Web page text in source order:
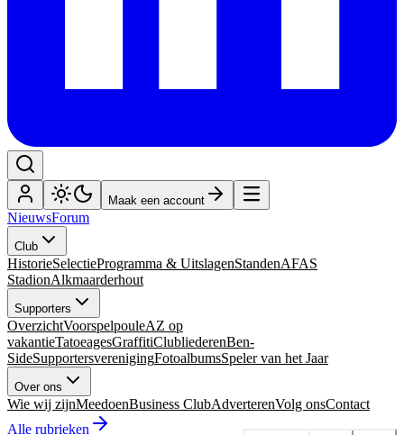
Maak een account
NieuwsForum
Club
HistorieSelectieProgramma & UitslagenStandenAFAS
StadionAlkmaarderhout
Supporters
OverzichtVoorspelpouleAZ op
vakantieTatoeagesGraffitiClubliederenBen-
SideSupportersverenigingFotoalbumsSpeler van het Jaar
Over ons
Wie wij zijnMeedoenBusiness ClubAdverterenVolg onsContact
Alle rubrieken